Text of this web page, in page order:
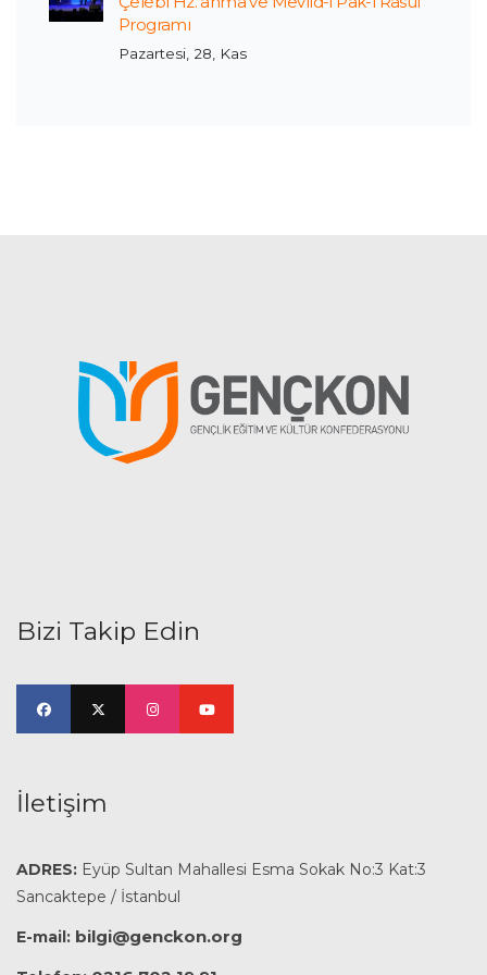
Programı
Pazartesi, 28, Kas
Bizi Takip Edin
İletişim
ADRES: Eyüp Sultan Mahallesi Esma Sokak No:3 Kat:3
Sancaktepe / İstanbul
E-mail: bilgi@genckon.org